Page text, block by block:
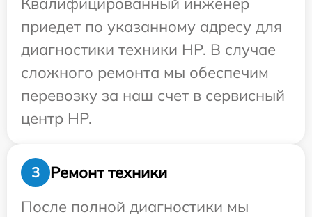
приедет по указанному адресу для
диагностики техники HP. В случае
сложного ремонта мы обеспечим
перевозку за наш счет в сервисный
центр HP.
3
Ремонт техники
После полной диагностики мы